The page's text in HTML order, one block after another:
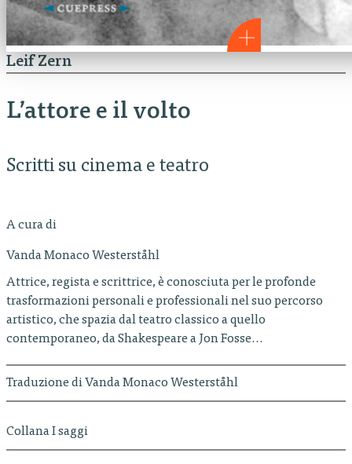
Leif Zern
L’attore e il volto
Scritti su cinema e teatro
A cura di
Vanda Monaco Westerståhl
Attrice, regista e scrittrice, è conosciuta per le profonde
trasformazioni personali e professionali nel suo percorso
artistico, che spazia dal teatro classico a quello
contemporaneo, da Shakespeare a Jon Fosse…
Traduzione di Vanda Monaco Westerståhl
Collana I saggi